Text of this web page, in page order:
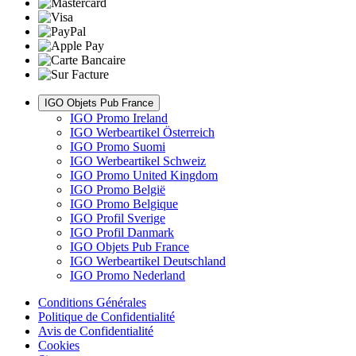
IGO Objets Pub France
IGO Promo Ireland
IGO Werbeartikel Österreich
IGO Promo Suomi
IGO Werbeartikel Schweiz
IGO Promo United Kingdom
IGO Promo België
IGO Promo Belgique
IGO Profil Sverige
IGO Profil Danmark
IGO Objets Pub France
IGO Werbeartikel Deutschland
IGO Promo Nederland
Conditions Générales
Politique de Confidentialité
Avis de Confidentialité
Cookies